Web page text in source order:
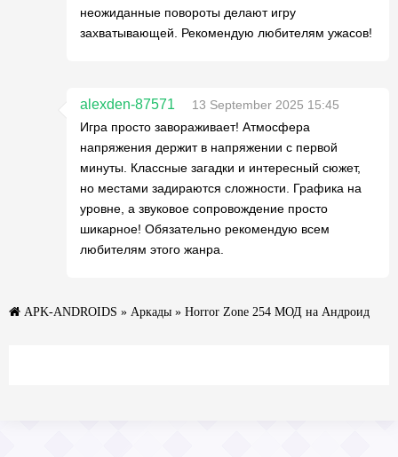
неожиданные повороты делают игру
захватывающей. Рекомендую любителям ужасов!
alexden-87571
13 September 2025 15:45
Игра просто завораживает! Атмосфера
напряжения держит в напряжении с первой
минуты. Классные загадки и интересный сюжет,
но местами задираются сложности. Графика на
уровне, а звуковое сопровождение просто
шикарное! Обязательно рекомендую всем
любителям этого жанра.
APK-ANDROIDS » Аркады » Horror Zone 254 МОД на Андроид